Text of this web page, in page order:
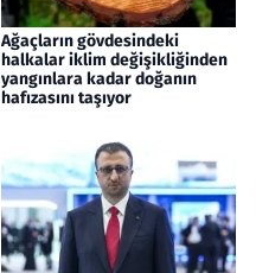
Ağaçların gövdesindeki
halkalar iklim değişikliğinden
yangınlara kadar doğanın
hafızasını taşıyor